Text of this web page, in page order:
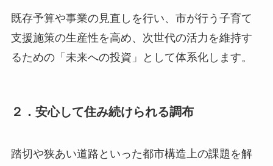
既存予算や事業の見直しを行い、市が行う子育て
支援施策の生産性を高め、次世代の活力を維持す
るための「未来への投資」として体系化します。
２．安心して住み続けられる調布
踏切や狭あい道路といった都市構造上の課題を解